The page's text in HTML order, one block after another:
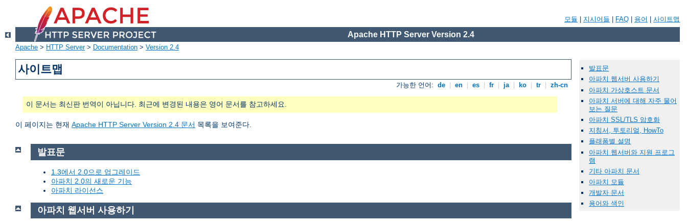
모듈 지시어들 FAQ 용어 사이트맵
Apache HTTP Server Version 2.4
Apache > HTTP Server> Documentation > Version 2.4
사이트맵
가능한 언어: de en es fr ja ko tr zh-cn
이 문서는 최신판 번역이 아닙니다. 최근에 변경된 내용은 영어 문서를 참고하세요.
이 페이지는 현재 Apache HTTP Server Version 2.4 문서 목록을 보여준다.
발표문
아파치 웹서버 사용하기
아파치 가상호스트 문서
아파치 서버에 대해 자주 물어
보는 질문
아파치 SSL/TLS 암호화
지침서, 투토리얼, HowTo
플래폼별 설명
아파치 웹서버와 지원 프로그
램
기타 아파치 문서
아파치 모듈
개발자 문서
용어와 색인
발표문
1.3에서 2.0으로 업그레이드
아파치 2.0의 새로운 기능
아파치 라이선스
아파치 웹서버 사용하기